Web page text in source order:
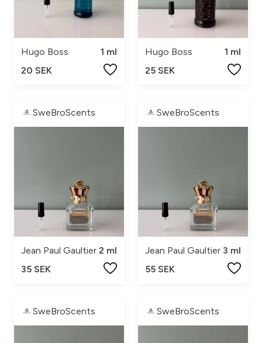
Hugo Boss
1 ml
20 SEK
Hugo Boss
1 ml
25 SEK
SweBroScents
Jean Paul Gaultier 2 ml
35 SEK
SweBroScents
Jean Paul Gaultier 3 ml
55 SEK
SweBroScents SweBroScents